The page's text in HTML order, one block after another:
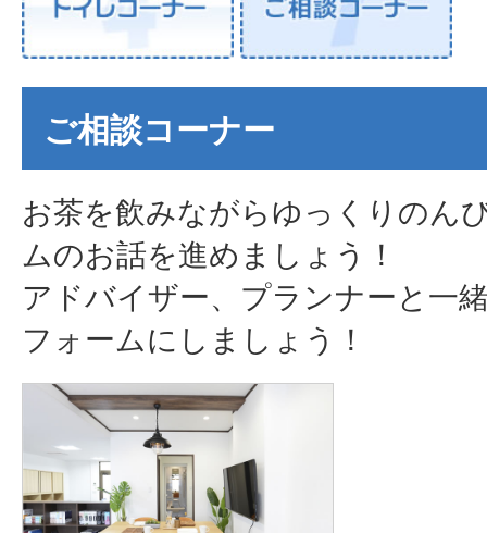
ご相談コーナー
お茶を飲みながらゆっくりのん
ムのお話を進めましょう！
アドバイザー、プランナーと一
フォームにしましょう！